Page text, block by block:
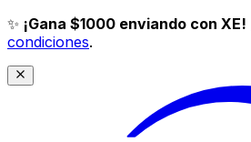
✨ ¡Gana $1000 enviando con XE!
condiciones.